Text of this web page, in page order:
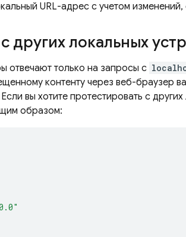
URL-адрес с учетом
других локальных
отвечают только на запросы с
контенту через веб-браузер
вы хотите протестировать с
образом: